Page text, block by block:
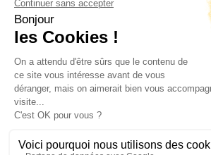
Bodeor assure une livraison sécurisée
déchargement inclu.